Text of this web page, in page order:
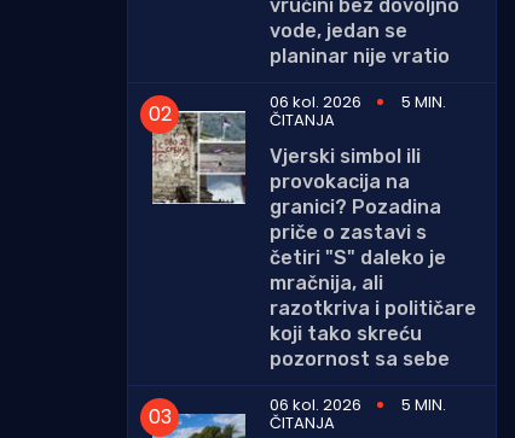
vrućini bez dovoljno
vode, jedan se
planinar nije vratio
06 kol. 2026
5 MIN.
ČITANJA
Vjerski simbol ili
provokacija na
granici? Pozadina
priče o zastavi s
četiri "S" daleko je
mračnija, ali
razotkriva i političare
koji tako skreću
pozornost sa sebe
06 kol. 2026
5 MIN.
ČITANJA